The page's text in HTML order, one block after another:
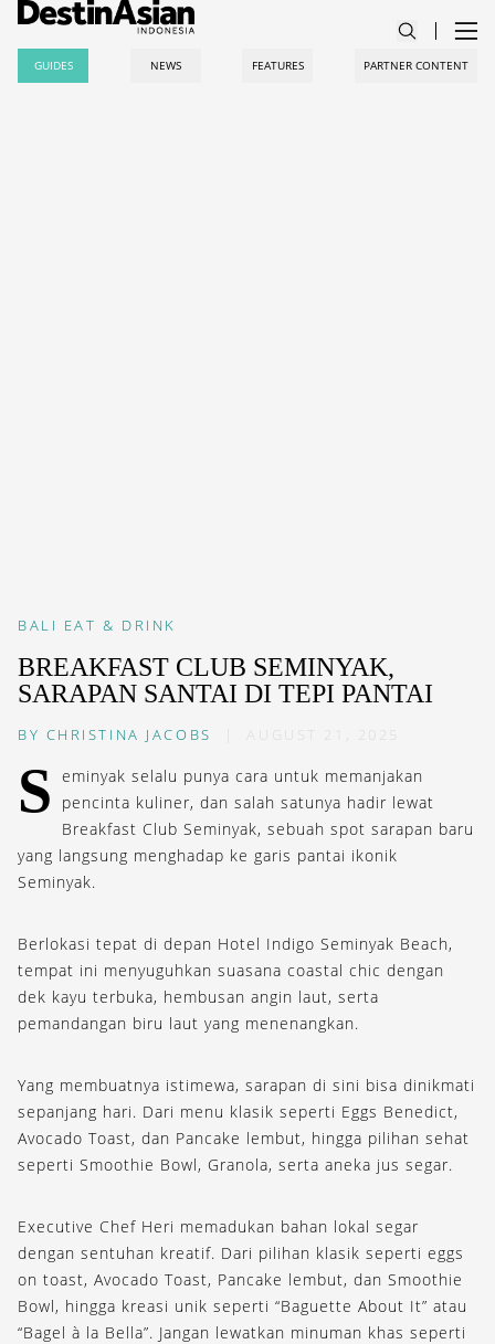
GUIDES NEWS FEATURES PARTNER CONTENT
BALI EAT & DRINK
BREAKFAST CLUB SEMINYAK,
SARAPAN SANTAI DI TEPI PANTAI
BY CHRISTINA JACOBS AUGUST 21, 2025
S eminyak selalu punya cara untuk memanjakan
pencinta kuliner, dan salah satunya hadir lewat
Breakfast Club Seminyak, sebuah spot sarapan baru
yang langsung menghadap ke garis pantai ikonik
Seminyak.
Berlokasi tepat di depan Hotel Indigo Seminyak Beach,
tempat ini menyuguhkan suasana coastal chic dengan
dek kayu terbuka, hembusan angin laut, serta
pemandangan biru laut yang menenangkan.
Yang membuatnya istimewa, sarapan di sini bisa dinikmati
sepanjang hari. Dari menu klasik seperti Eggs Benedict,
Avocado Toast, dan Pancake lembut, hingga pilihan sehat
seperti Smoothie Bowl, Granola, serta aneka jus segar.
Executive Chef Heri memadukan bahan lokal segar
dengan sentuhan kreatif. Dari pilihan klasik seperti eggs
on toast, Avocado Toast, Pancake lembut, dan Smoothie
Bowl, hingga kreasi unik seperti “Baguette About It” atau
“Bagel à la Bella”. Jangan lewatkan minuman khas seperti